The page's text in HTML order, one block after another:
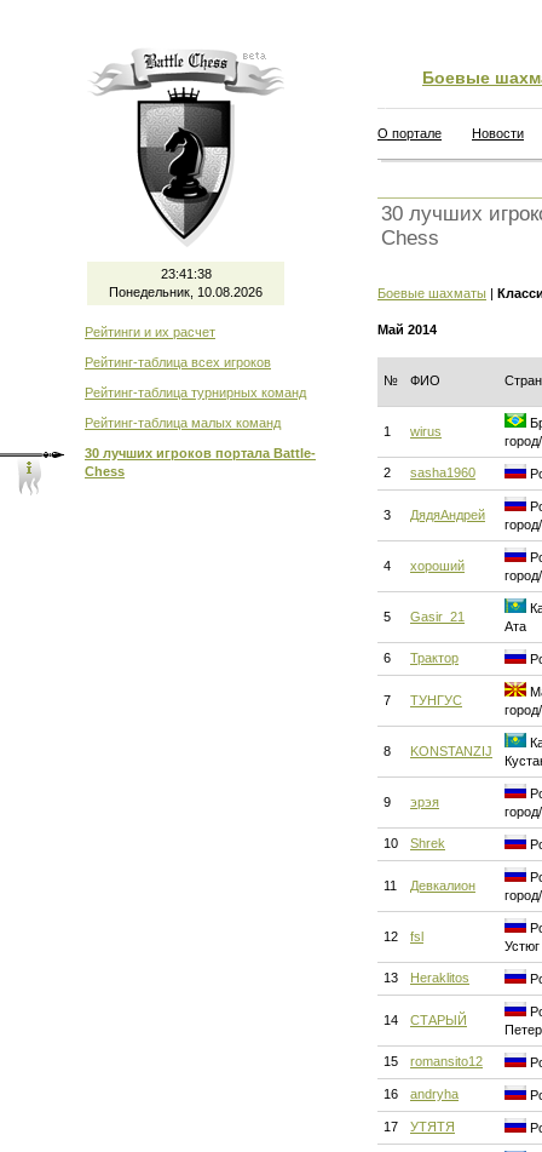
23:41:38
Понедельник, 10.08.2026
Рейтинги и их расчет
Рейтинг-таблица всех игроков
Рейтинг-таблица турнирных команд
Рейтинг-таблица малых команд
30 лучших игроков портала Battle-
Chess
Боевые
О портале Новости
30 лучших
Chess
Боевые шахматы |
Май 2014
№ ФИО
1 wirus
2 sasha1960
3 ДядяАндрей
4 хороший
5 Gasir_21
Ата
6 Трактор
7 ТУНГУС
8 KONSTANZIJ
9 эрэя
10 Shrek
11 Девкалион
12 fsl
Устюг
13 Heraklitos
14 СТАРЫЙ
15 romansito12
16 andryha
17 УТЯТЯ